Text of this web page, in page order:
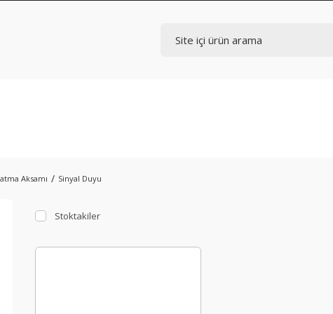
Aksamı Sinyal Duyu
Stoktakiler